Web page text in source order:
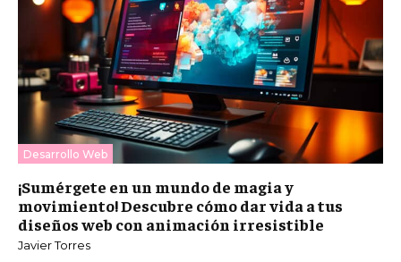
Desarrollo Web
¡Sumérgete en un mundo de magia y
movimiento! Descubre cómo dar vida a tus
diseños web con animación irresistible
Javier Torres